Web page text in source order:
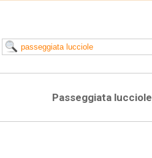
Passeggiata lucciole